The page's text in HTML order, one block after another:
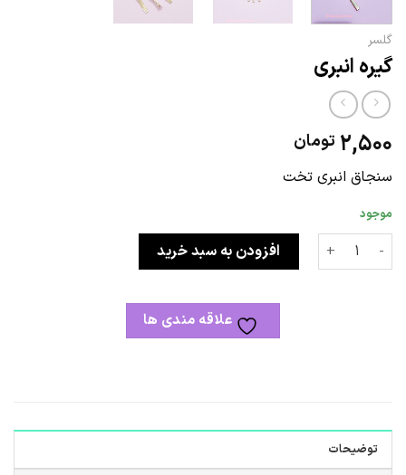
گلسر
گیره انبری
2,500 تومان
سنجاق انبری تخت
موجود
گیره انبری عدد افزودن به سبد خرید
علاقه مندی ها
توضیحات